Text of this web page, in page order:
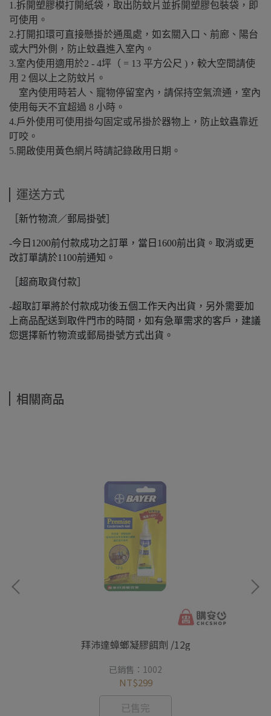
1.拆開塑膠模打開紙袋，取出防蚊片並拆開塑膠包裝袋，即
可使用。
2.打開扣環可直接懸掛於通風處，如玄關入口、前廊、陽台
或大門外側，防止蚊蟲進入室內。
3.室內使用適用於2 - 4坪（ = 13 平方公尺 )，較大空間請使
用 2 個以上之防蚊片。
室內使用時若人、寵物停留室內，請保持空氣流通，室內
使用每天不宜超過 8 小時。
4.戶外使用可使用掛勾固定或吊掛於器物上，防止蚊蟲靠近
叮咬。
5.開啟使用黃色網片時請記錄啟用日期。
運送方式
［新竹物流／郵局掛號］
-今日1200前付款成功之訂單，當日1600前出貨。取消或更
改訂單請於1100前通知。
［超商取貨付款］
-超取訂單將於付款成功後五個工作天內出貨，另外需要加
上商品配送到取件門市的時間，如有急單需求的客戶，建議
您選擇新竹物流或郵局掛號方式出貨。
相關商品
拜沛達蟑螂凝膠餌劑 /12g
已銷售：1002
NT$299
已售完